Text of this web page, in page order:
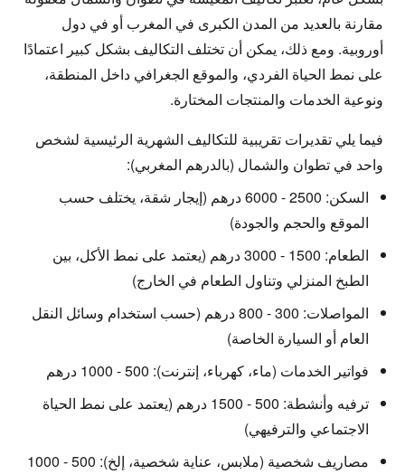
مقارنة بالعديد من المدن الكبرى في المغرب أو في دول
أوروبية. ومع ذلك، يمكن أن تختلف التكاليف بشكل كبير اعتمادًا
على نمط الحياة الفردي، والموقع الجغرافي داخل المنطقة،
ونوعية الخدمات والمنتجات المختارة.
فيما يلي تقديرات تقريبية للتكاليف الشهرية الرئيسية لشخص
واحد في تطوان والشمال (بالدرهم المغربي):
السكن:
2500 - 6000 درهم (إيجار شقة، يختلف حسب
الموقع والحجم والجودة)
الطعام:
1500 - 3000 درهم (يعتمد على نمط الأكل، بين
الطبخ المنزلي وتناول الطعام في الخارج)
المواصلات:
300 - 800 درهم (حسب استخدام وسائل النقل
العام أو السيارة الخاصة)
فواتير الخدمات (ماء، كهرباء، إنترنت):
ترفيه وأنشطة:
500 - 1500 درهم (يعتمد على نمط الحياة
الاجتماعي والترفيهي)
مصاريف شخصية (ملابس، عناية شخصية، إلخ):
500 - 1000